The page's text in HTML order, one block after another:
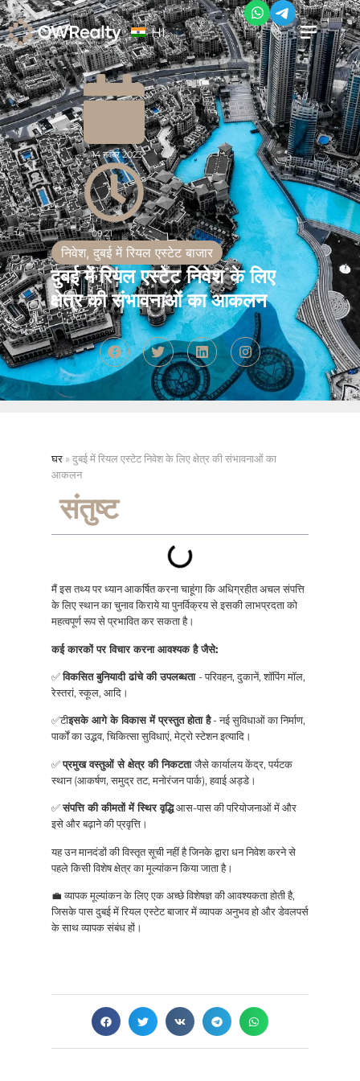
HI
14 नवंबर 2023
09:21
निवेश, दुबई में रियल एस्टेट बाजार
दुबई में रियल एस्टेट निवेश के लिए
क्षेत्र की संभावनाओं का आकलन
घर » दुबई में रियल एस्टेट निवेश के लिए क्षेत्र की संभावनाओं का
आकलन
संतुष्ट
मैं इस तथ्य पर ध्यान आकर्षित करना चाहूंगा कि अधिग्रहीत अचल संपत्ति
के लिए स्थान का चुनाव किराये या पुनर्विक्रय से इसकी लाभप्रदता को
महत्वपूर्ण रूप से प्रभावित कर सकता है।
कई कारकों पर विचार करना आवश्यक है जैसे:
✅विकसित बुनियादी ढांचे की उपलब्धता - परिवहन, दुकानें, शॉपिंग मॉल,
रेस्तरां, स्कूल, आदि।
✅टीइसके आगे के विकास में प्रस्तुत होता है- नई सुविधाओं का निर्माण,
पार्कों का उद्भव, चिकित्सा सुविधाएं, मेट्रो स्टेशन इत्यादि।
✅प्रमुख वस्तुओं से क्षेत्र की निकटताजैसे कार्यालय केंद्र, पर्यटक
स्थान (आकर्षण, समुद्र तट, मनोरंजन पार्क), हवाई अड्डे।
✅संपत्ति की कीमतों में स्थिर वृद्धिआस-पास की परियोजनाओं में और
इसे और बढ़ाने की प्रवृत्ति।
यह उन मानदंडों की विस्तृत सूची नहीं है जिनके द्वारा धन निवेश करने से
पहले किसी विशेष क्षेत्र का मूल्यांकन किया जाता है।
💼 व्यापक मूल्यांकन के लिए एक अच्छे विशेषज्ञ की आवश्यकता होती है,
जिसके पास दुबई में रियल एस्टेट बाजार में व्यापक अनुभव हो और डेवलपर्स
के साथ व्यापक संबंध हों।